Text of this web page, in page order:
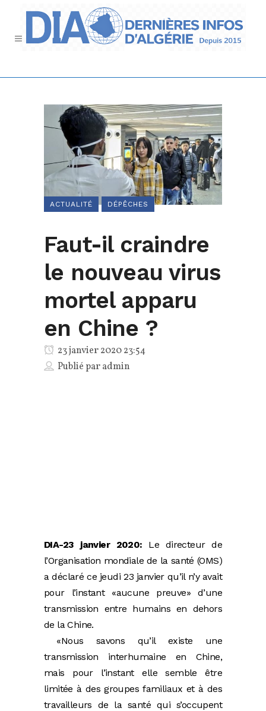
ACTUALITÉ DÉPÊCHES
Faut-il craindre
le nouveau virus
mortel apparu
en Chine ?
23 janvier 2020 23:54
Publié paradmin
DIA-23 janvier 2020: Le directeur de
l’Organisation mondiale de la santé (OMS)
a déclaré ce jeudi 23 janvier qu’il n’y avait
pour l’instant «aucune preuve» d’une
transmission entre humains en dehors
de la Chine.
«Nous savons qu’il existe une
transmission interhumaine en Chine,
mais pour l’instant elle semble être
limitée à des groupes familiaux et à des
travailleurs de la santé qui s’occupent